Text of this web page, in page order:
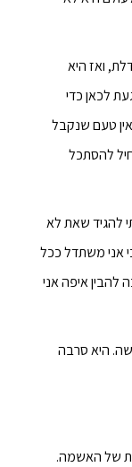
ואז היא
לכאן כדי
טעם שנקבל
להסתכל
להגיד שאת לא
אני משתדל ככל
להבין איפה אני
היא סרבה
של האשמה.